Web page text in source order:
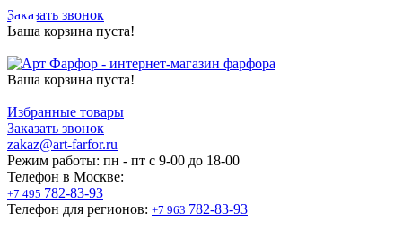
Заказать звонок
Ваша корзина пуста!
Ваша корзина пуста!
Избранные товары
Заказать звонок
zakaz@art-farfor.ru
Режим работы: пн - пт c 9-00 до 18-00
Телефон в Москве:
+7 495 782-83-93
Телефон для регионов: +7 963 782-83-93